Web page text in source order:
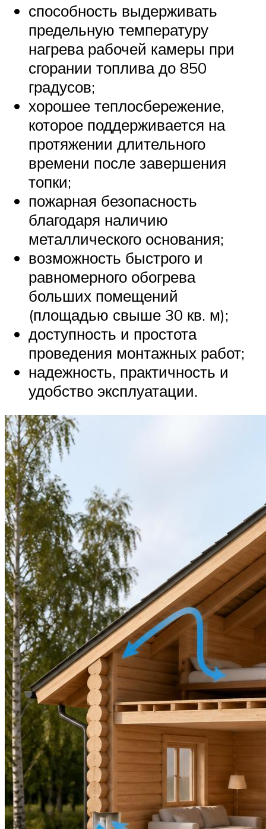
способность выдерживать
предельную температуру
нагрева рабочей камеры при
сгорании топлива до 850
градусов;
хорошее теплосбережение,
которое поддерживается на
протяжении длительного
времени после завершения
топки;
пожарная безопасность
благодаря наличию
металлического основания;
возможность быстрого и
равномерного обогрева
больших помещений
(площадью свыше 30 кв. м);
доступность и простота
проведения монтажных работ;
надежность, практичность и
удобство эксплуатации.